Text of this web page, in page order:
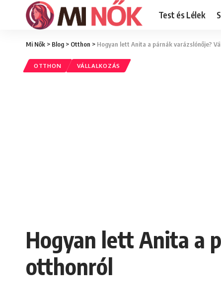
Test és Lélek
Mi Nők > Blog > Otthon > Hogyan lett Anita a párnák varázslónője?
OTTHON VÁLLALKOZÁS
Hogyan lett Anita a
otthonról